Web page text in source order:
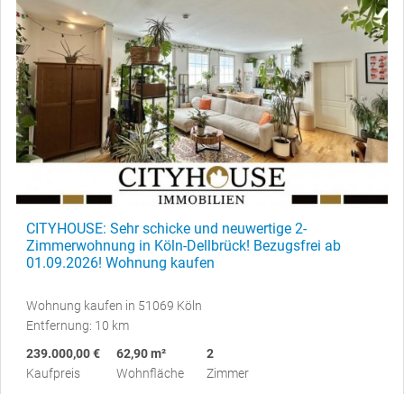
CITYHOUSE: Sehr schicke und neuwertige 2-
Zimmerwohnung in Köln-Dellbrück! Bezugsfrei ab
01.09.2026! Wohnung kaufen
Wohnung kaufen in 51069 Köln
Entfernung: 10 km
239.000,00 €
Kaufpreis
62,90 m²
Wohnfläche
2
Zimmer